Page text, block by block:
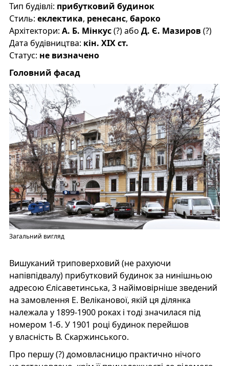
Тип будівлі: прибутковий будинок
Стиль: еклектика, ренесанс, бароко
Архітектори: А. Б. Мінкус(?) або Д. Є. Мазиров(?)
Дата будівництва: кін. XIX ст.
Статус: не визначено
Головний фасад
Загальний вигляд
Вишуканий триповерховий (не рахуючи
напівпідвалу) прибутковий будинок за нинішньою
адресою Єлісаветинська, 3 найімовірніше зведений
на замовлення Е. Веліканової, якій ця ділянка
належала у 1899-1900 роках і тоді значилася під
номером 1-б. У 1901 році будинок перейшов
у власність В. Скаржинського.
Про першу (?) домовласницю практично нічого